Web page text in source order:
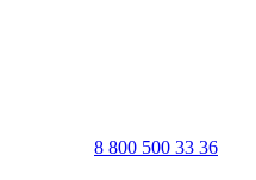
8 800 500 33 36